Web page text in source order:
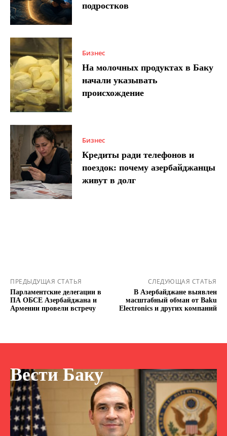
подростков
Бизнес
На молочных продуктах в Баку
начали указывать
происхождение
Бизнес
Кредиты ради телефонов и
поездок: почему азербайджанцы
живут в долг
ПРЕДЫДУЩАЯ СТАТЬЯ
Парламентские делегации в
ПА ОБСЕ Азербайджана и
Армении провели встречу
СЛЕДУЮЩАЯ СТАТЬЯ
В Азербайджане выявлен
масштабный обман от Baku
Electronics и других компаний
Вести Баку